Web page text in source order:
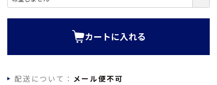
必
カートに入れる
配送について： メール便不可